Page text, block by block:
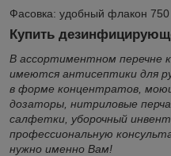
Фасовка: удобный флакон
Купить
В ассортиментном перечне
имеются антисептики для
в форме концентратов,
дозаторы, нитриловые
салфетки, уборочный
профессиональную
нужно именно Вам!